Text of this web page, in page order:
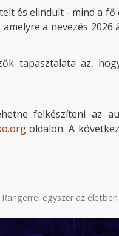
és elindult - mind a fő
a nevezés 2026
tapasztalata az,
felkészíteni az
oldalon. A
egyszer az